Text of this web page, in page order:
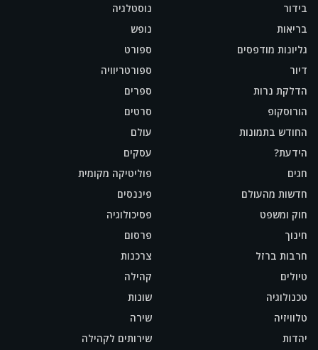
בידור
בריאות
גליונות מודפסים
דיור
הדלקת נרות
הורוסקופ
החודש בתמונות
הידעת?
חגים
חדשות מהעולם
חוק ומשפט
חינוך
חרבות ברזל
טיולים
טכנולוגיה
טלוויזיה
יהדות
נוסטלגיה
נופש
ספורט
ספורטריוויה
ספרים
סרטים
עולם
עסקים
פוליטיקה מקומית
פיננסים
פסיכולוגיה
פרסום
צרכנות
קהילה
שונות
שירה
שירותים לקהילה